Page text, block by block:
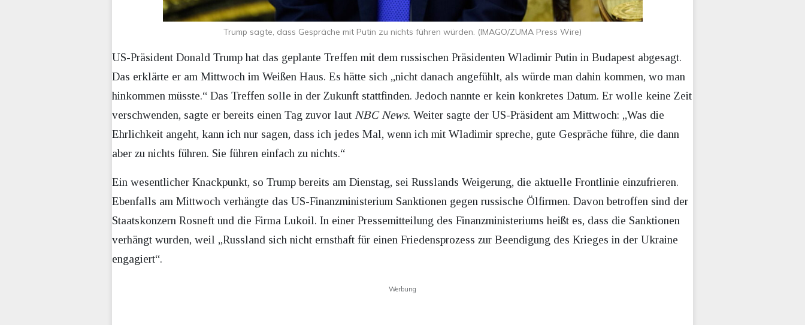
Trump sagte, dass Gespräche mit Putin zu nichts führen würden. (IMAGO/ZUMA Press Wire)
US-Präsident Donald Trump hat das geplante Treffen mit dem russischen Präsidenten Wladimir Putin in Budapest abgesagt.
Das erklärte er am Mittwoch im Weißen Haus. Es hätte sich „nicht danach angefühlt, als würde man dahin kommen, wo man
hinkommen müsste.“ Das Treffen solle in der Zukunft stattfinden. Jedoch nannte er kein konkretes Datum. Er wolle keine Zeit
verschwenden, sagte er bereits einen Tag zuvor laut NBC News. Weiter sagte der US-Präsident am Mittwoch: „Was die
Ehrlichkeit angeht, kann ich nur sagen, dass ich jedes Mal, wenn ich mit Wladimir spreche, gute Gespräche führe, die dann
aber zu nichts führen. Sie führen einfach zu nichts.“
Ein wesentlicher Knackpunkt, so Trump bereits am Dienstag, sei Russlands Weigerung, die aktuelle Frontlinie einzufrieren.
Ebenfalls am Mittwoch verhängte das US-Finanzministerium Sanktionen gegen russische Ölfirmen. Davon betroffen sind der
Staatskonzern Rosneft und die Firma Lukoil. In einer Pressemitteilung des Finanzministeriums heißt es, dass die Sanktionen
verhängt wurden, weil „Russland sich nicht ernsthaft für einen Friedensprozess zur Beendigung des Krieges in der Ukraine
engagiert“.
Werbung